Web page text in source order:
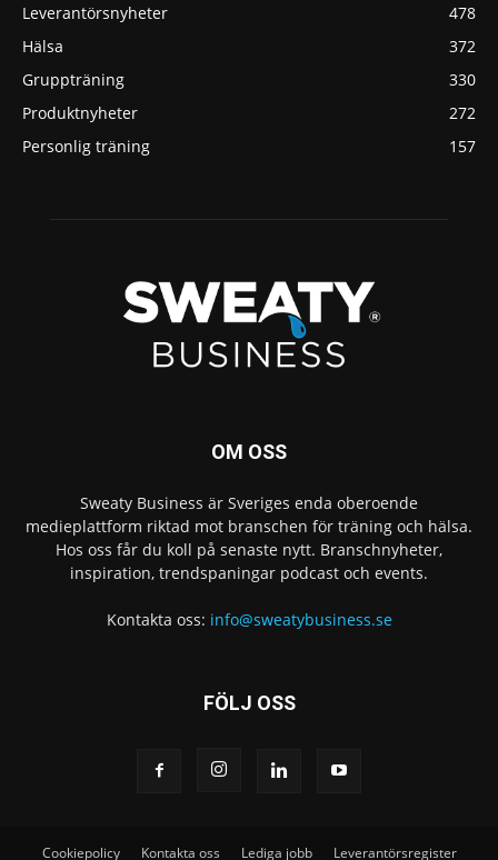
Leverantörsnyheter
478
Hälsa
372
Gruppträning
330
Produktnyheter
272
Personlig träning
157
OM OSS
Sweaty Business är Sveriges enda oberoende
medieplattform riktad mot branschen för träning och hälsa.
Hos oss får du koll på senaste nytt. Branschnyheter,
inspiration, trendspaningar podcast och events.
Kontakta oss: info@sweatybusiness.se
FÖLJ OSS
Cookiepolicy Kontakta oss Lediga jobb Leverantörsregister